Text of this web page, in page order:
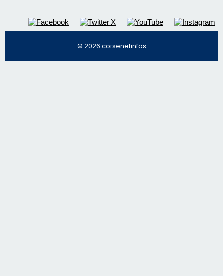
© 2026 corsenetinfos